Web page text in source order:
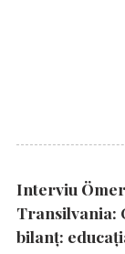
Interviu
Transilvania:
bilanț: